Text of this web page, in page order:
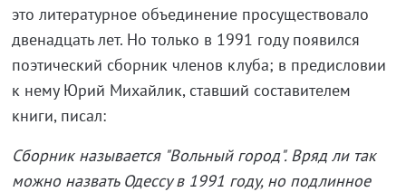
это литературное объединение просуществовало
двенадцать лет. Но только в 1991 году появился
поэтический сборник членов клуба; в предисловии
к нему Юрий Михайлик, ставший составителем
книги, писал:
Сборник называется "Вольный город". Вряд ли так
можно назвать Одессу в 1991 году, но подлинное